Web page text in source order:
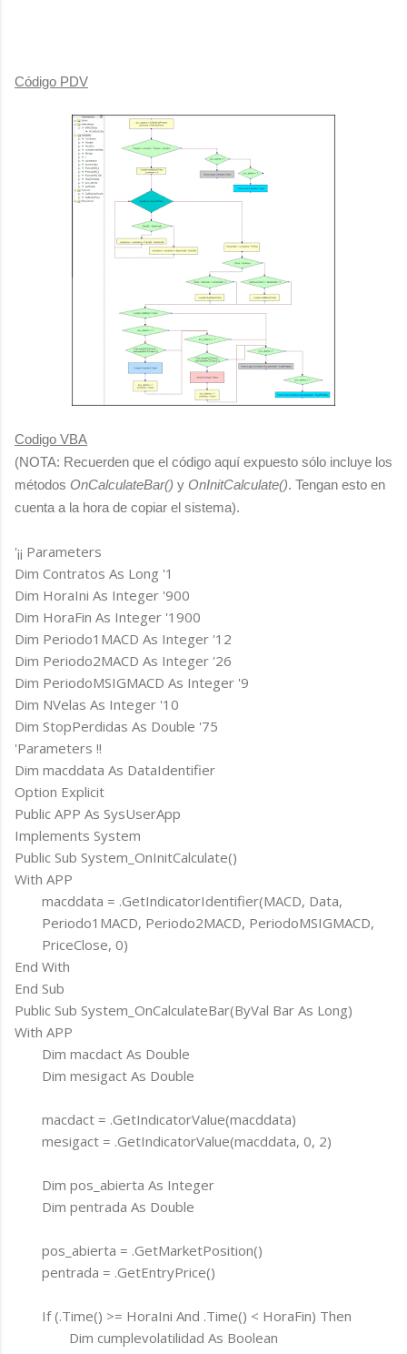
Código PDV
Codigo VBA
(NOTA: Recuerden que el código aquí expuesto sólo incluye los
métodos OnCalculateBar() y OnInitCalculate(). Tengan esto en
cuenta a la hora de copiar el sistema).
'¡¡ Parameters
Dim Contratos As Long '1
Dim HoraIni As Integer '900
Dim HoraFin As Integer '1900
Dim Periodo1MACD As Integer '12
Dim Periodo2MACD As Integer '26
Dim PeriodoMSIGMACD As Integer '9
Dim NVelas As Integer '10
Dim StopPerdidas As Double '75
'Parameters !!
Dim macddata As DataIdentifier
Option Explicit
Public APP As SysUserApp
Implements System
Public Sub System_OnInitCalculate()
With APP
macddata = .GetIndicatorIdentifier(MACD, Data,
Periodo1MACD, Periodo2MACD, PeriodoMSIGMACD,
PriceClose, 0)
End With
End Sub
Public Sub System_OnCalculateBar(ByVal Bar As Long)
With APP
Dim macdact As Double
Dim mesigact As Double
macdact = .GetIndicatorValue(macddata)
mesigact = .GetIndicatorValue(macddata, 0, 2)
Dim pos_abierta As Integer
Dim pentrada As Double
pos_abierta = .GetMarketPosition()
pentrada = .GetEntryPrice()
If (.Time() >= HoraIni And .Time() < HoraFin) Then
Dim cumplevolatilidad As Boolean